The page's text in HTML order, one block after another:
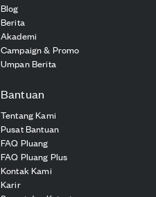
Blog
Berita
Akademi
Campaign & Promo
Umpan Berita
Bantuan
Tentang Kami
Pusat Bantuan
FAQ Pluang
FAQ Pluang Plus
Kontak Kami
Karir